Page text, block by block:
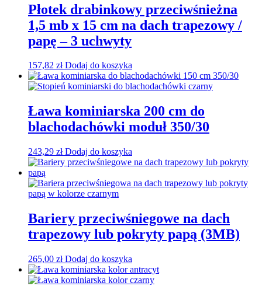
Płotek drabinkowy przeciwśnieżna
1,5 mb x 15 cm na dach trapezowy /
papę – 3 uchwyty
157,82 zł Dodaj do koszyka
Ława kominiarska 200 cm do
blachodachówki moduł 350/30
243,29 zł Dodaj do koszyka
Bariery przeciwśniegowe na dach
trapezowy lub pokryty papą (3MB)
265,00 zł Dodaj do koszyka